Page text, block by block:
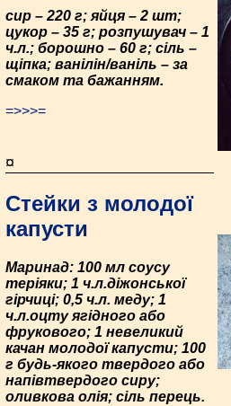
сир – 220 г; яйця – 2 шт;
цукор – 35 г; розпушувач – 1
ч.л.; борошно – 60 г; сіль –
щіпка; ванілін/ваніль – за
смаком та бажанням.
=>>>=
¤
Стейки з молодої
капусти
Маринад: 100 мл соусу
теріяки; 1 ч.л.діжонської
гірчиці; 0,5 ч.л. меду; 1
ч.л.оцту ягідного або
фрукового; 1 невеликий
качан молодої капусти; 100
г будь-якого твердого або
напівтвердого сиру;
оливкова олія; сіль перець.